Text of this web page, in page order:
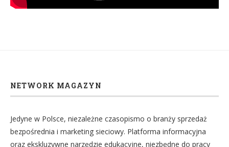
NETWORK MAGAZYN
Jedyne w Polsce, niezależne czasopismo o branży sprzedaż
bezpośrednia i marketing sieciowy. Platforma informacyjna
oraz ekskluzywne narzędzie edukacyjne, niezbędne do pracy